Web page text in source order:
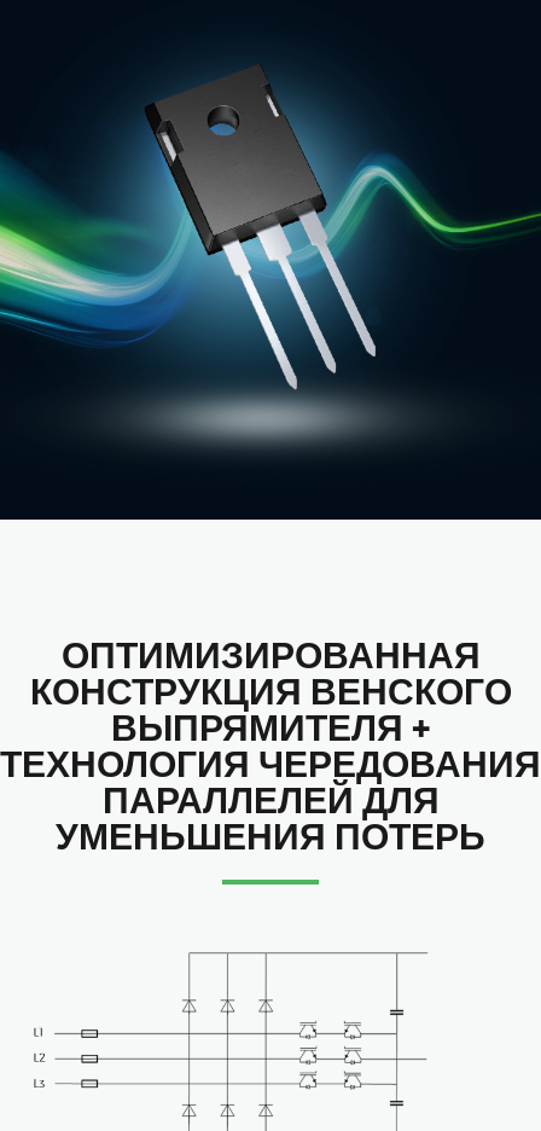
ОПТИМИЗИРОВАННАЯ
КОНСТРУКЦИЯ ВЕНСКОГО
ВЫПРЯМИТЕЛЯ +
ТЕХНОЛОГИЯ ЧЕРЕДОВАНИЯ
ПАРАЛЛЕЛЕЙ ДЛЯ
УМЕНЬШЕНИЯ ПОТЕРЬ